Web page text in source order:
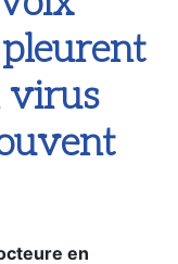
virus
en